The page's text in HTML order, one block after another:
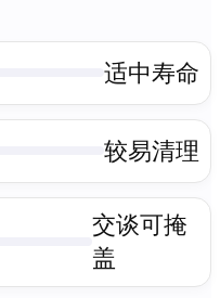
适中寿命
较易清理
交谈可掩
盖